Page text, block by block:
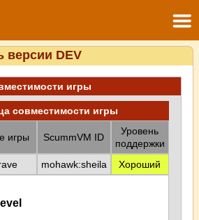
версии DEV
игры
совместимости игры
игры ScummVM ID
Уровень
поддержки
mohawk:sheila Хороший